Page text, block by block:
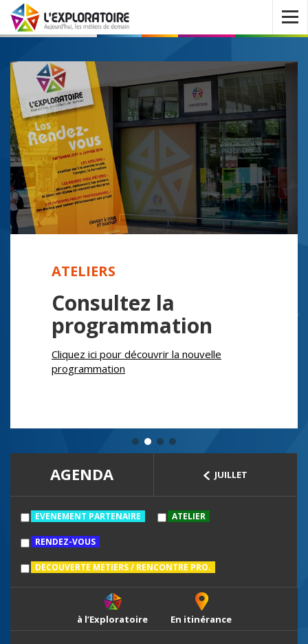
Ouvrir
le
menu
ATELIERS
Consultez la
programmation
Cliquez ici pour découvrir la nouvelle
programmation
AGENDA JUILLET
EVENEMENT PARTENAIRE ATELIER
RENDEZ-VOUS
DECOUVERTE METIERS / RENCONTRE PRO.
à l’Exploratoire En itinérance